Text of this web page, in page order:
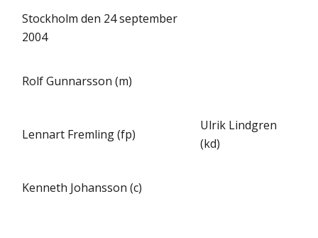
Stockholm den 24 september
2004
Rolf Gunnarsson (m)
Lennart Fremling (fp)
Ulrik Lindgren
(kd)
Kenneth Johansson (c)